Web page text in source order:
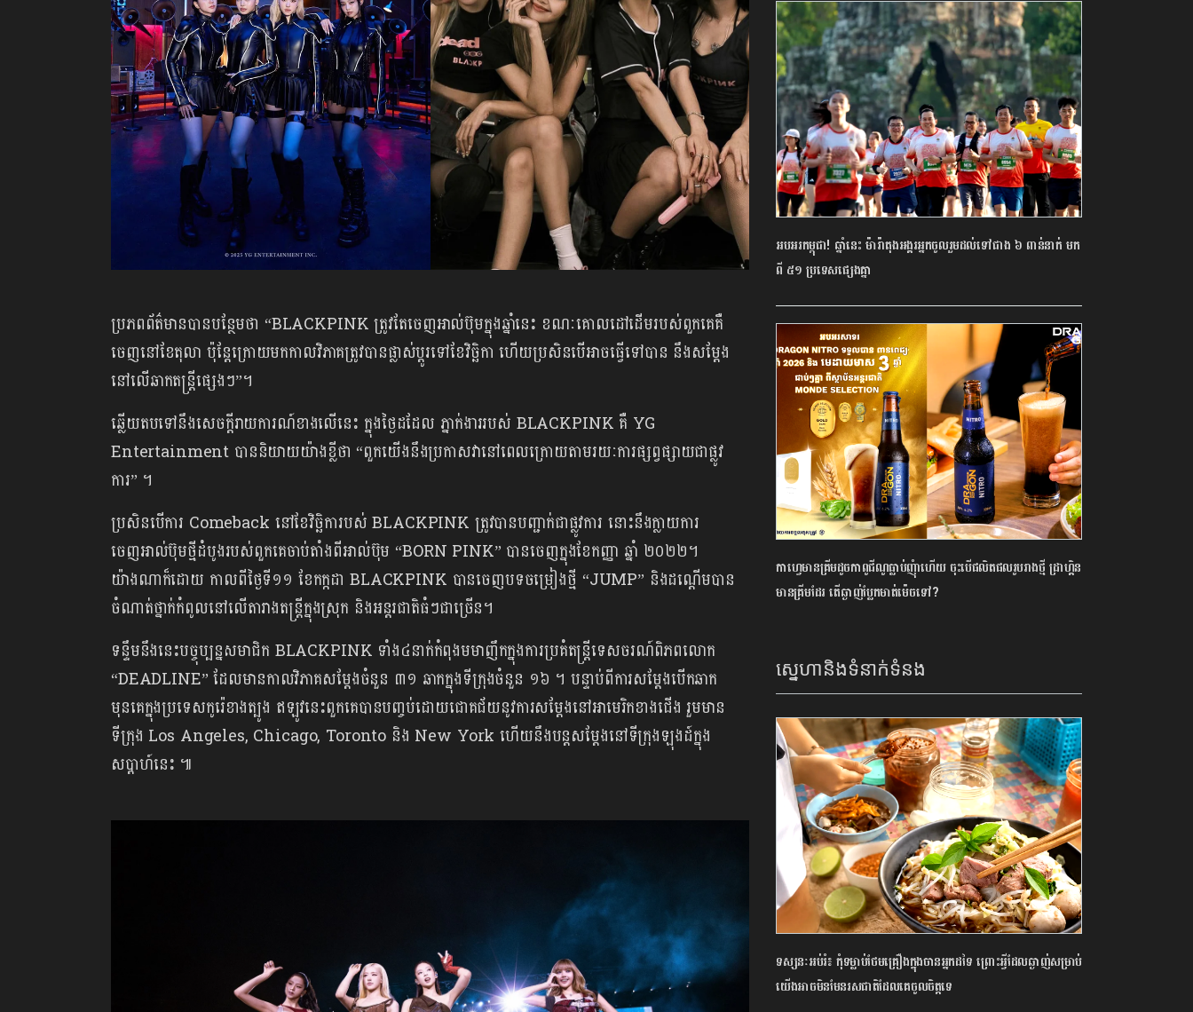
ប្រភពព័ត៌មានបានបន្ថែមថា “BLACKPINK ត្រូវតែចេញអាល់ប៊ុមក្នុងឆ្នាំនេះ ខណៈគោលដៅដើមរបស់ពួកគេគឺ
ចេញនៅខែតុលា ប៉ុន្តែក្រោយមកកាលវិភាគត្រូវបានផ្លាស់ប្តូរទៅខែវិច្ឆិកា ហើយប្រសិនបើអាចធ្វើទៅបាន នឹងសម្តែង
នៅលើឆាកតន្ត្រីផ្សេងៗ”។
ឆ្លើយតបទៅនឹងសេចក្ដីរាយការណ៍ខាងលើនេះ ក្នុងថ្ងៃដដែល ភ្នាក់ងាររបស់ BLACKPINK គឺ YG
Entertainment បាននិយាយយ៉ាងខ្លីថា “ពួកយើងនឹងប្រកាសវានៅពេលក្រោយតាមរយៈការផ្សព្វផ្សាយជាផ្លូវ
ការ” ។
ប្រសិនបើការ Comeback នៅខែវិច្ឆិការបស់ BLACKPINK ត្រូវបានបញ្ជាក់ជាផ្លូវការ នោះនឹងក្លាយការ
ចេញអាល់ប៊ុមថ្មីដំបូងរបស់ពួកគេចាប់តាំងពីអាល់ប៊ុម “BORN PINK” បានចេញក្នុងខែកញ្ញា ឆ្នាំ ២០២២។
យ៉ាងណាក៏ដោយ កាលពីថ្ងៃទី១១ ខែកក្កដា BLACKPINK បានចេញបទចម្រៀងថ្មី “JUMP” និងដណ្តើមបាន
ចំណាត់ថ្នាក់កំពូលនៅលើតារាងតន្ត្រីក្នុងស្រុក និងអន្តរជាតិធំៗជាច្រើន។
ទន្ទឹមនឹងនេះបច្ចុប្បន្នសមាជិក BLACKPINK ទាំង៤នាក់កំពុងមមាញឹកក្នុងការប្រគំតន្ត្រីទេសចរណ៍ពិភពលោក
“DEADLINE” ដែលមានកាលវិភាគសម្ដែងចំនួន ៣១ ឆាកក្នុងទីក្រុងចំនួន ១៦ ។ បន្ទាប់ពីការសម្ដែងបើកឆាក
មុនគេក្នុងប្រទេសកូរ៉េខាងត្បូង ឥឡូវនេះពួកគេបានបញ្ចប់ដោយជោគជ័យនូវការសម្ដែងនៅអាមេរិកខាងជើង រួមមាន
ទីក្រុង Los Angeles, Chicago, Toronto និង New York ហើយនឹងបន្តសម្តែងនៅទីក្រុងឡុងដ៍ក្នុង
សប្តាហ៍នេះ ៕
អបអរកម្ពុជា! ឆ្នាំនេះ ម៉ារ៉ាតុង​អង្គរ​អ្នក​ចូលរួម​ដល់​ទៅ​ជាង ៦ ពាន់​នាក់ មក​
ពី ៥១ ប្រទេស​ផ្សេង​គ្នា
កាហ្វេមានគ្រីមដូចកាពូជីណូធ្លាប់ញុំាហើយ ចុះបើផលិតផលរូបរាងថ្មី ដ្រាហ្គិន
មានគ្រីមដែរ តើឆ្ងាញ់ប្លែកមាត់ម៉េចទៅ?
ស្នេហានិងទំនាក់ទំនង
ទស្សនៈអប់រំ៖ កុំទម្លាប់ថែមគ្រឿងក្នុងចានអ្នកដទៃ ព្រោះអ្វីដែលឆ្ងាញ់សម្រាប់
យើងអាចមិនមែនរសជាតិដែលគេចូលចិត្តទេ